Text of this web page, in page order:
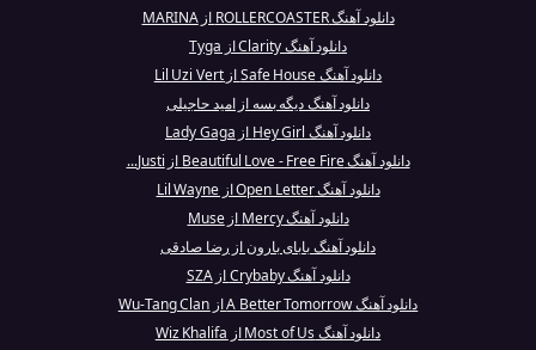
دانلود آهنگ ROLLERCOASTER از MARINA
دانلود آهنگ Clarity از Tyga
دانلود آهنگ Safe House از Lil Uzi Vert
دانلود آهنگ دیگه بسه از امید حاجیلی
دانلود آهنگ Hey Girl از Lady Gaga
دانلود آهنگ Beautiful Love - Free Fire از Justi...
دانلود آهنگ Open Letter از Lil Wayne
دانلود آهنگ Mercy از Muse
دانلود آهنگ بابای بارون از رضا صادقی
دانلود آهنگ Crybaby از SZA
دانلود آهنگ A Better Tomorrow از Wu-Tang Clan
دانلود آهنگ Most of Us از Wiz Khalifa